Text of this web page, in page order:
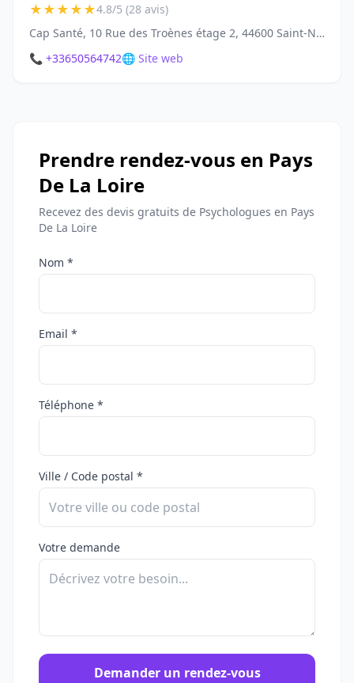
★★★★★4.8/5 (28 avis)
Cap Santé, 10 Rue des Troènes étage 2, 44600 Saint-Nazaire
📞 +33650564742🌐 Site web
Prendre rendez-vous en Pays
De La Loire
Recevez des devis gratuits de Psychologues en Pays
De La Loire
Nom *
Email *
Téléphone *
Ville / Code postal *
Votre demande
Demander un rendez-vous